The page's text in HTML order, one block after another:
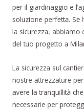
per il giardinaggio e
soluzione perfetta. Se
la sicurezza, abbiamo
del tuo progetto a
La sicurezza sul
nostre attrezzature
avere la tranquillità
necessarie per